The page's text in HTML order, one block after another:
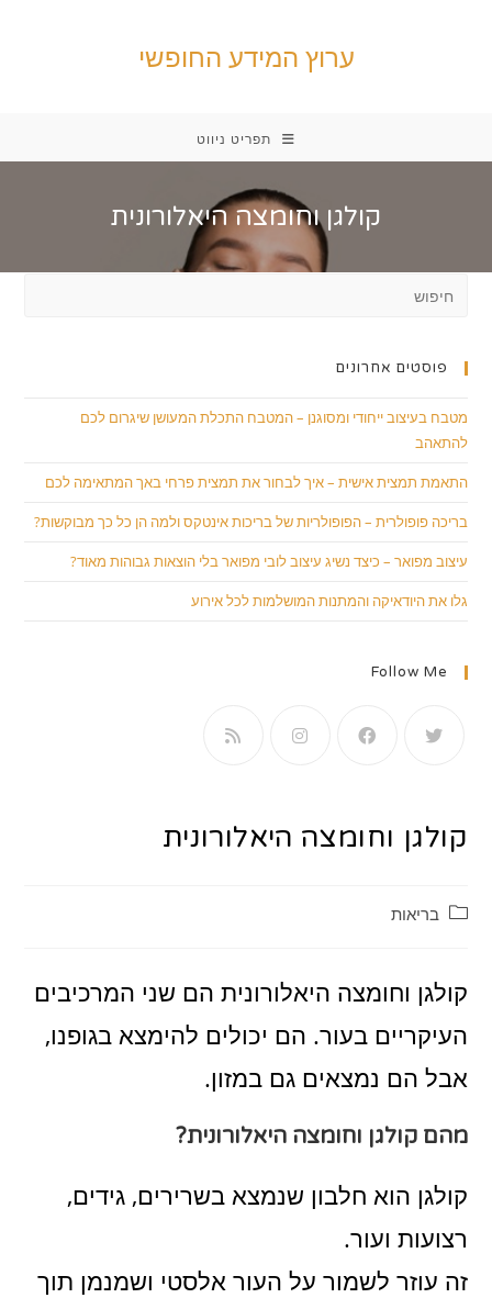
ערוץ המידע החופשי
תפריט ניווט
קולגן וחומצה היאלורונית
פוסטים אחרונים
מטבח בעיצוב ייחודי ומסוגנן – המטבח התכלת המעושן שיגרום לכם
להתאהב
התאמת תמצית אישית – איך לבחור את תמצית פרחי באך המתאימה לכם
בריכה פופולרית – הפופולריות של בריכות אינטקס ולמה הן כל כך מבוקשות?
עיצוב מפואר – כיצד נשיג עיצוב לובי מפואר בלי הוצאות גבוהות מאוד?
גלו את היודאיקה והמתנות המושלמות לכל אירוע
Follow Me
קולגן וחומצה היאלורונית
קטגוריה:
בריאות
קולגן וחומצה היאלורונית הם שני המרכיבים
העיקריים בעור. הם יכולים להימצא בגופנו,
אבל הם נמצאים גם במזון.
מהם קולגן וחומצה היאלורונית?
קולגן הוא חלבון שנמצא בשרירים, גידים,
רצועות ועור.
זה עוזר לשמור על העור אלסטי ושמנמן תוך